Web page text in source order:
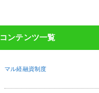
コンテンツ一覧
マル経融資制度